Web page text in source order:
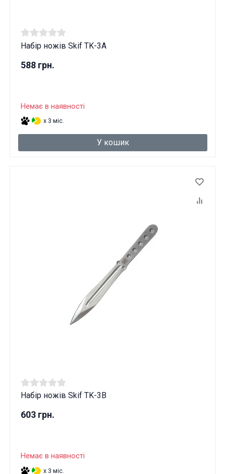
Набір ножів Skif TK-3A
588 грн.
Немає в наявності
x 3 міс.
У кошик
Набір ножів Skif TK-3B
603 грн.
Немає в наявності
x 3 міс.